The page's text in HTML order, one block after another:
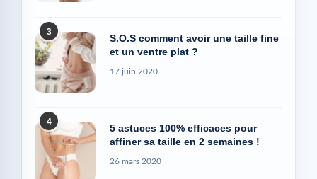
3
S.O.S comment avoir une taille fine
et un ventre plat ?
17 juin 2020
4
5 astuces 100% efficaces pour
affiner sa taille en 2 semaines !
26 mars 2020